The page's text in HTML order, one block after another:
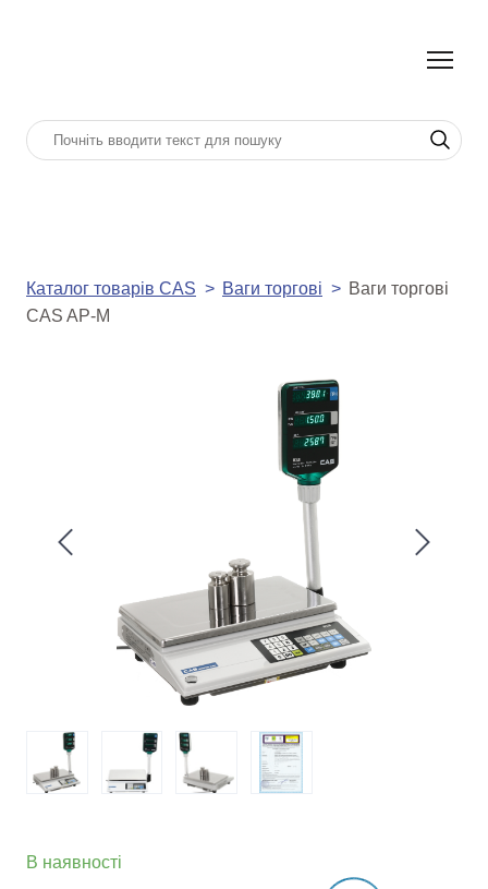
Каталог товарів CAS Ваги торгові
Ваги торгові
CAS AP-M
В наявності